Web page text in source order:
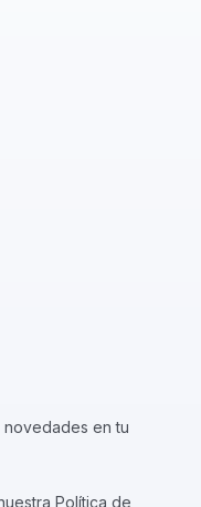
novedades en tu
Política de